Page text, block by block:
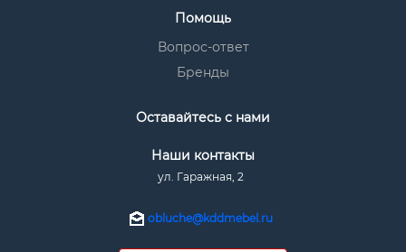
Помощь
Вопрос-ответ
Бренды
Оставайтесь с нами
Наши контакты
ул. Гаражная, 2
obluche@kddmebel.ru